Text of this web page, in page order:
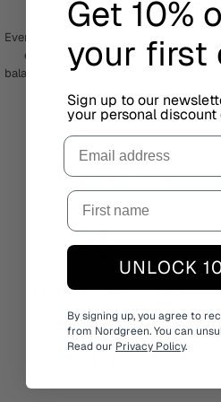
Every detail of Native is designed
elegance. The clean dial and
balanced expression, while the
more
SCANDINAVIAN DESIGN
3 ATM WATER RESISTANT
Get 10%
your first
Sign up to our
your personal
Email
UNLOCK
By signing up, you agree to
from Nordgreen. You can
Read our Privacy Policy.